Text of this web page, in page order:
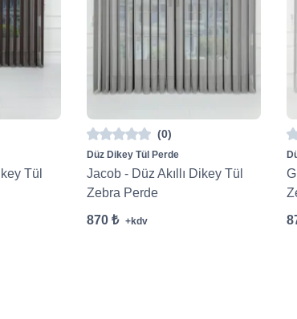
Tül
(0)
Düz Dikey Tül Perde
Jacob - Düz Akıllı Dikey Tül
Zebra Perde
870 ₺ +kdv